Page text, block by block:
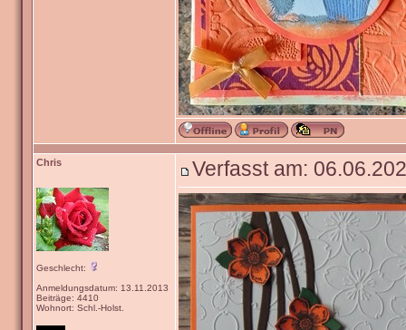
Chris
Geschlecht:
Anmeldungsdatum: 13.11.2013
Beiträge: 4410
Wohnort: Schl.-Holst.
Verfasst am: